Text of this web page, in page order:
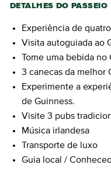
DETALHES DO PASSEIO
Experiência de
Visita autoguiada ao
Tome uma bebida no
3 canecas da melhor
Experimente a
de Guinness.
Visite 3 pubs
Música irlandesa
Transporte de luxo
Guia local /